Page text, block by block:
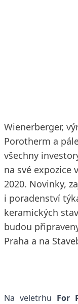
Wienerberger,
Porotherm a
všechny
na své expozice
2020. Novinky,
i poradenství
keramických
budou
Praha a na
Na veletrhu For